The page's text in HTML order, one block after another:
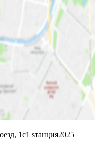
1с1 sтанция2025